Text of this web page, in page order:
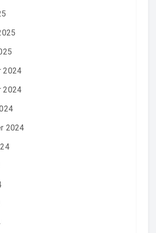
2024
2024
2024